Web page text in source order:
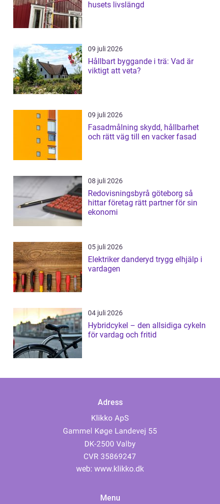
husets livslängd
09 juli 2026
Hållbart byggande i trä: Vad är
viktigt att veta?
09 juli 2026
Fasadmålning skydd, hållbarhet
och rätt väg till en vacker fasad
08 juli 2026
Redovisningsbyrå göteborg så
hittar företag rätt partner för sin
ekonomi
05 juli 2026
Elektriker danderyd trygg elhjälp i
vardagen
04 juli 2026
Hybridcykel – den allsidiga cykeln
för vardag och fritid
Adress
web: www.klikko.dk
Menu